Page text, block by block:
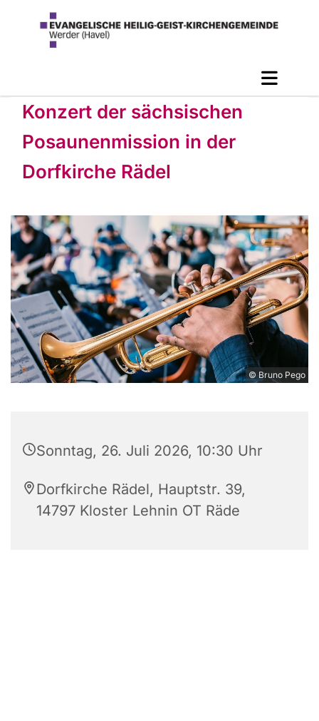
Konzert der sächsischen
Posaunenmission in der
Dorfkirche Rädel
© Bruno Pego
Sonntag, 26. Juli 2026, 10:30 Uhr
Dorfkirche Rädel, Hauptstr. 39,
14797 Kloster Lehnin OT Räde